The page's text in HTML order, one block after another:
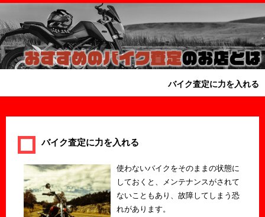
バイク査定に力を入れる
バイク査定に力を入れる
使わないバイクをそのままの状態に
しておくと、メンテナンスがされて
ないこともあり、故障してしまう恐
れがあります。